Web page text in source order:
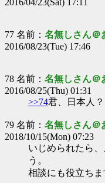
2016/04/23(Sat) 17:11
77 名前： 名無しさん＠
2016/08/23(Tue) 17:46
78 名前： 名無しさん＠
2016/08/25(Thu) 01:31
>>74君、日本人？
79 名前： 名無しさん＠
2018/10/15(Mon) 07:23
いじめられたら
う。
相談にも役立ちま